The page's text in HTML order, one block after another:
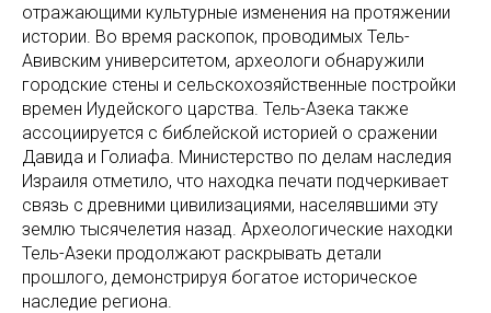
отражающими культурные изменения на протяжении
истории. Во время раскопок, проводимых Тель-
Авивским университетом, археологи обнаружили
городские стены и сельскохозяйственные постройки
времен Иудейского царства. Тель-Азека также
ассоциируется с библейской историей о сражении
Давида и Голиафа. Министерство по делам наследия
Израиля отметило, что находка печати подчеркивает
связь с древними цивилизациями, населявшими эту
землю тысячелетия назад. Археологические находки
Тель-Азеки продолжают раскрывать детали
прошлого, демонстрируя богатое историческое
наследие региона.